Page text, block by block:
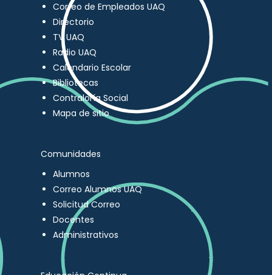
Correo de Empleados UAQ
Directorio
TV UAQ
Radio UAQ
Calendario Escolar
Bibliotecas
Contraloría Social
Mapa de sitio
Comunidades
Alumnos
Correo Alumnos UAQ
Solicitud Correo
Docentes
Administrativos